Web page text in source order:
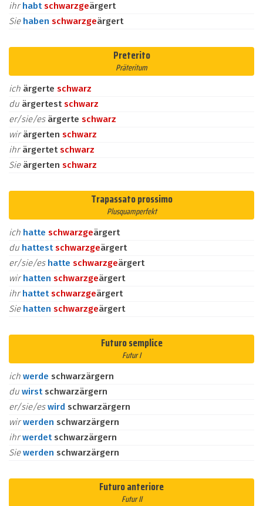
ihrhabtschwarzgeärgert
Sie haben schwarzgeärgert
Preterito
Präteritum
ich ärgerte schwarz
du ärgertestschwarz
er/sie/es ärgerte schwarz
wirärgerten schwarz
ihrärgertetschwarz
Sie ärgerten schwarz
Trapassato prossimo
Plusquamperfekt
ich hatte schwarzgeärgert
du hattestschwarzgeärgert
er/sie/es hatte schwarzgeärgert
wirhatten schwarzgeärgert
ihrhattetschwarzgeärgert
Sie hatten schwarzgeärgert
Futuro semplice
Futur I
ich werde schwarzärgern
du wirst schwarzärgern
er/sie/eswird schwarzärgern
wirwerden schwarzärgern
ihrwerdet schwarzärgern
Siewerden schwarzärgern
Futuro anteriore
Futur II